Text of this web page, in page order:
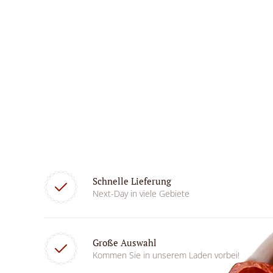
Schnelle Lieferung
Next-Day in viele Gebiete
Große Auswahl
Kommen Sie in unserem Laden vorbei!